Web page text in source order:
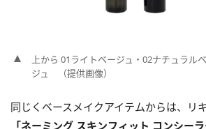
上から 01ライトベージュ・02ナチュラル
ジュ （提供画像）
同じくベースメイクアイテムからは、リ
「ネーミング スキンフィット コンシーラ